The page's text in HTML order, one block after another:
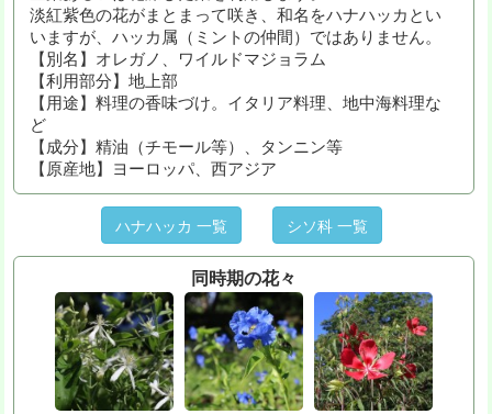
淡紅紫色の花がまとまって咲き、和名をハナハッカとい
いますが、ハッカ属（ミントの仲間）ではありません。
【別名】オレガノ、ワイルドマジョラム
【利用部分】地上部
【用途】料理の香味づけ。イタリア料理、地中海料理な
ど
【成分】精油（チモール等）、タンニン等
【原産地】ヨーロッパ、西アジア
ハナハッカ 一覧 シソ科 一覧
同時期の花々